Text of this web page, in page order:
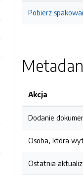
Pobierz
Akcja
Dodanie
Osoba, która
Ostatnia